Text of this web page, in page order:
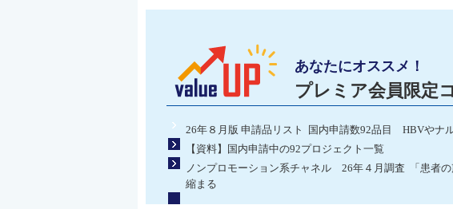
あなたにオススメ！
プレミア会員限定
26年８月版 申請品リスト 国内申請数92品目 HBVやナ
【資料】国内申請中の92プロジェクト一覧
ノンプロモーション系チャネル 26年４月調査 「患者
縮まる